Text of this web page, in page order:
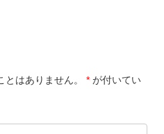
はありません。 * が付いてい